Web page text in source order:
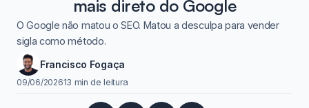
mais direto do Google
O Google não matou o SEO. Matou a desculpa para vender
sigla como método.
Francisco Fogaça
09/06/202613 min de leitura